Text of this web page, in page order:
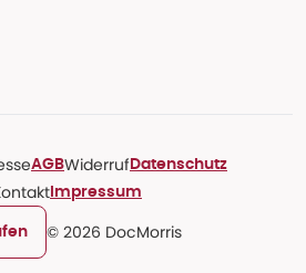
AGBWiderruf Datenschutz
Impressum
© 2026 DocMorris